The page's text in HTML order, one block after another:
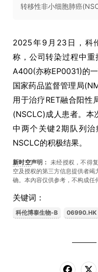
转移性非小细胞肺癌
2025年9月23日，科
称，公司转染过程中重
A400(亦称EP0031)的
国家药品监督管理局
用于治疗RET融合阳性
(NSCLC)成人患者。
中两个关键2期队列治
NSCLC的积极结果。
新时空声明： 未经授权，不得
空及授权的第三方信息提供者
确。本內容仅供参考，不构成任
关键词：
科伦博泰生物-B 06990.HK